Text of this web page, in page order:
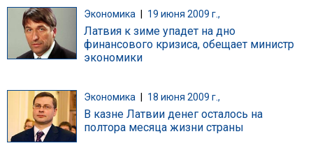
Экономика 19 июня 2009 г.,
Латвия к зиме упадет на дно
финансового кризиса, обещает министр
экономики
Экономика 18 июня 2009 г.,
В казне Латвии денег осталось на
полтора месяца жизни страны